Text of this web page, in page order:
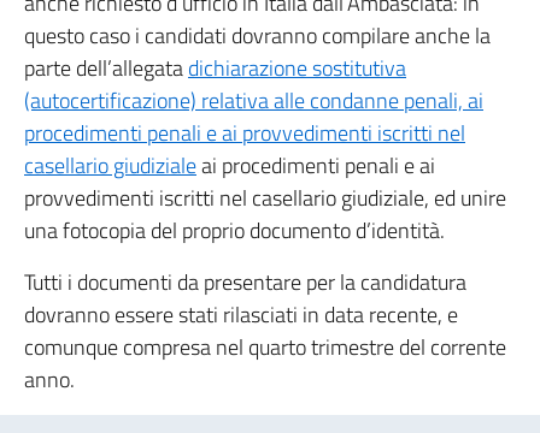
questo caso i candidati dovranno compilare anche la
parte dell’allegatadichiarazione sostitutiva
(autocertificazione) relativa alle condanne penali, ai
procedimenti penali e ai provvedimenti iscritti nel
casellario giudizialeai procedimenti penali e ai
provvedimenti iscritti nel casellario giudiziale, ed unire
una fotocopia del proprio documento d’identità.
Tutti i documenti da presentare per la candidatura
dovranno essere stati rilasciati in data recente, e
comunque compresa nel quarto trimestre del corrente
anno.